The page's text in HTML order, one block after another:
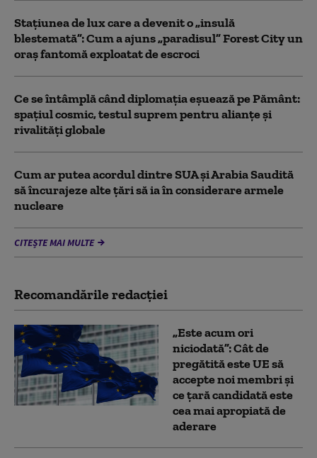
Stațiunea de lux care a devenit o „insulă
blestemată”: Cum a ajuns „paradisul” Forest City un
oraș fantomă exploatat de escroci
Ce se întâmplă când diplomația eșuează pe Pământ:
spațiul cosmic, testul suprem pentru alianțe și
rivalități globale
Cum ar putea acordul dintre SUA și Arabia Saudită
să încurajeze alte țări să ia în considerare armele
nucleare
CITEȘTE MAI MULTE
Recomandările redacţiei
„Este acum ori
niciodată”: Cât de
pregătită este UE să
accepte noi membri și
ce țară candidată este
cea mai apropiată de
aderare